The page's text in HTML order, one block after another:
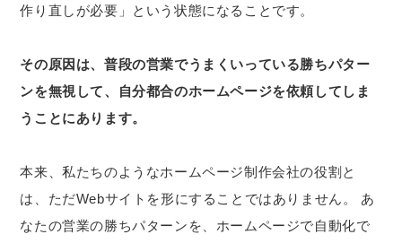
作り直しが必要」という状態になることです。
その原因は、普段の営業でうまくいっている勝ちパター
ンを無視して、自分都合のホームページを依頼してしま
うことにあります。
本来、私たちのようなホームページ制作会社の役割と
は、ただWebサイトを形にすることではありません。 あ
なたの営業の勝ちパターンを、ホームページで自動化で